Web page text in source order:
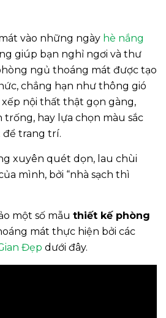
vào những ngày hè nắng
giúp bạn nghỉ ngơi và thư
ngủ thoáng mát được tạo
chẳng hạn như thông gió
xếp nội thất thật gọn gàng,
hay lựa chọn màu sắc
để trang trí.
xuyên quét dọn, lau chùi
mình, bởi “nhà sạch thì
một số mẫu thiết kế phòng
mát thực hiện bởi các
Đẹp dưới đây.